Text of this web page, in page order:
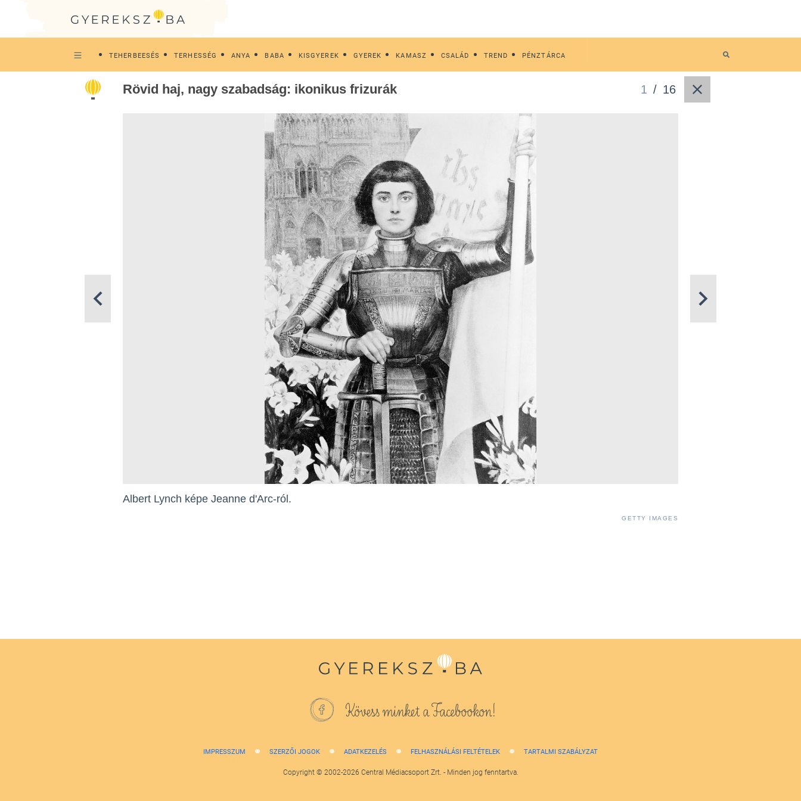
TEHERBEESÉS TERHESSÉG ANYA BABA KISGYEREK GYEREK KAMASZ CSALÁD TREND PÉNZTÁRCA
Rövid haj, nagy szabadság: ikonikus frizurák 1 / 16
Albert Lynch képe Jeanne d'Arc-ról.
GETTY IMAGES
Kövess minket a Facebookon!
IMPRESSZUM SZERZŐI JOGOK ADATKEZELÉS FELHASZNÁLÁSI FELTÉTELEK TARTALMI SZABÁLYZAT
Copyright © 2002-2026 Central Médiacsoport Zrt. - Minden jog fenntartva.